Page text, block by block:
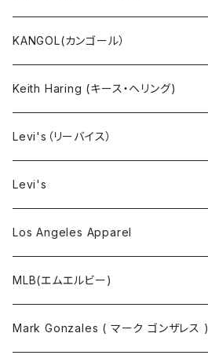
小物・雑貨
タンクトップ
コート
靴下
KANGOL(カンゴール）
Keith Haring (キース・ヘリング)
Levi's（リーバイス）
Levi's
Los Angeles Apparel
MLB(エムエルビー)
Mark Gonzales ( マーク ゴンザレス )